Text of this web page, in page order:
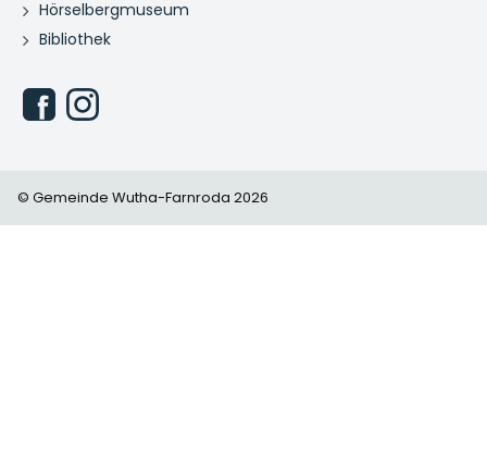
Hörselbergmuseum
Bibliothek
© Gemeinde Wutha-Farnroda 2026